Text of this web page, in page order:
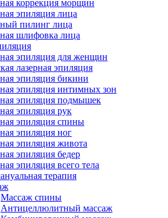
коррекция морщин
эпиляция лица
пилинг лица
шлифовка лица
эпиляция для женщин
лазерная эпиляция
эпиляция бикини
эпиляция интимных зон
эпиляция подмышек
эпиляция рук
эпиляция спины
эпиляция ног
эпиляция живота
эпиляция бедер
эпиляция всего тела
терапия
Массаж спины
Антицеллюлитный массаж